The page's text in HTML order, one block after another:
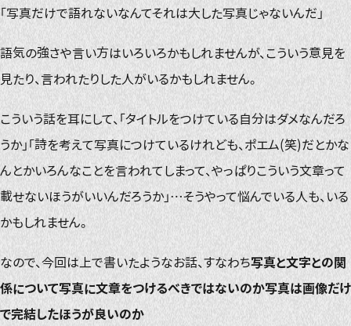
「写真だけで語れないなんてそれは大した写真じゃないんだ」
語気の強さや言い方はいろいろかもしれませんが、こういう意見を
見たり、言われたりした人がいるかもしれません。
こういう話を耳にして、「タイトルをつけている自分はダメなんだろ
うか」「詩を考えて写真につけているけれども、ポエム(笑)だとかな
んとかいろんなことを言われてしまって、やっぱりこういう文章って
載せないほうがいいんだろうか」…そうやって悩んでいる人も、いる
かもしれません。
なので、今回は上で書いたようなお話、すなわち写真と文字との関
係について写真に文章をつけるべきではないのか写真は画像だけ
で完結したほうが良いのか